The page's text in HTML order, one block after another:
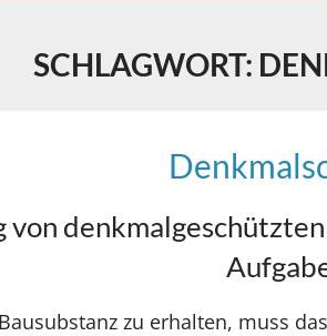
SCHLAGWORT:
von
zu erhalten, muss